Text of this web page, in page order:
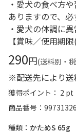
・愛犬の食べ方
ありますので、必
・愛犬の体調に
【賞味／使用期
290円(送料別・
※配送先により送
獲得ポイント： 2 pt
商品番号
種類：かためS 65g